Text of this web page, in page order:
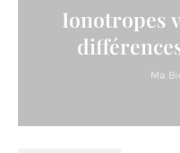
Ionotropes
Ma